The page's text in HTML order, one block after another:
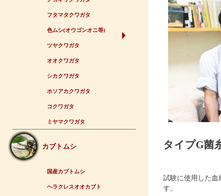
フタマタクワガタ
色ムシ(オウゴンオニ等)
ツヤクワガタ
オオクワガタ
シカクワガタ
ホソアカクワガタ
コクワガタ
ミヤマクワガタ
カブトムシ
国産カブトムシ
ヘラクレスオオカブト
タイプG菌
試験に使用した血
す。